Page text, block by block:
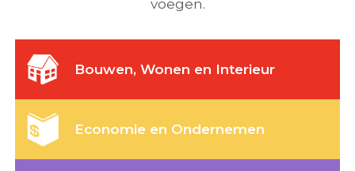
voegen.
Bouwen, Wonen en Interieur
Economie en Ondernemen